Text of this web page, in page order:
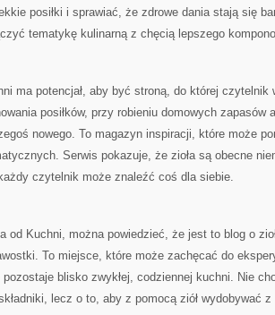
posiłki i sprawiać, że zdrowe dania stają się
tematykę kulinarną z chęcią lepszego
ma potencjał, aby być stroną, do której czytelnik
posiłków, przy robieniu domowych zapasów
nowego. To magazyn inspiracji, które może
Serwis pokazuje, że zioła są obecne
czytelnik może znaleźć coś dla siebie.
od Kuchni, można powiedzieć, że jest to blog o
To miejsce, które może zachęcać do
pozostaje blisko zwykłej, codziennej kuchni. Nie
lecz o to, aby z pomocą ziół wydobywać